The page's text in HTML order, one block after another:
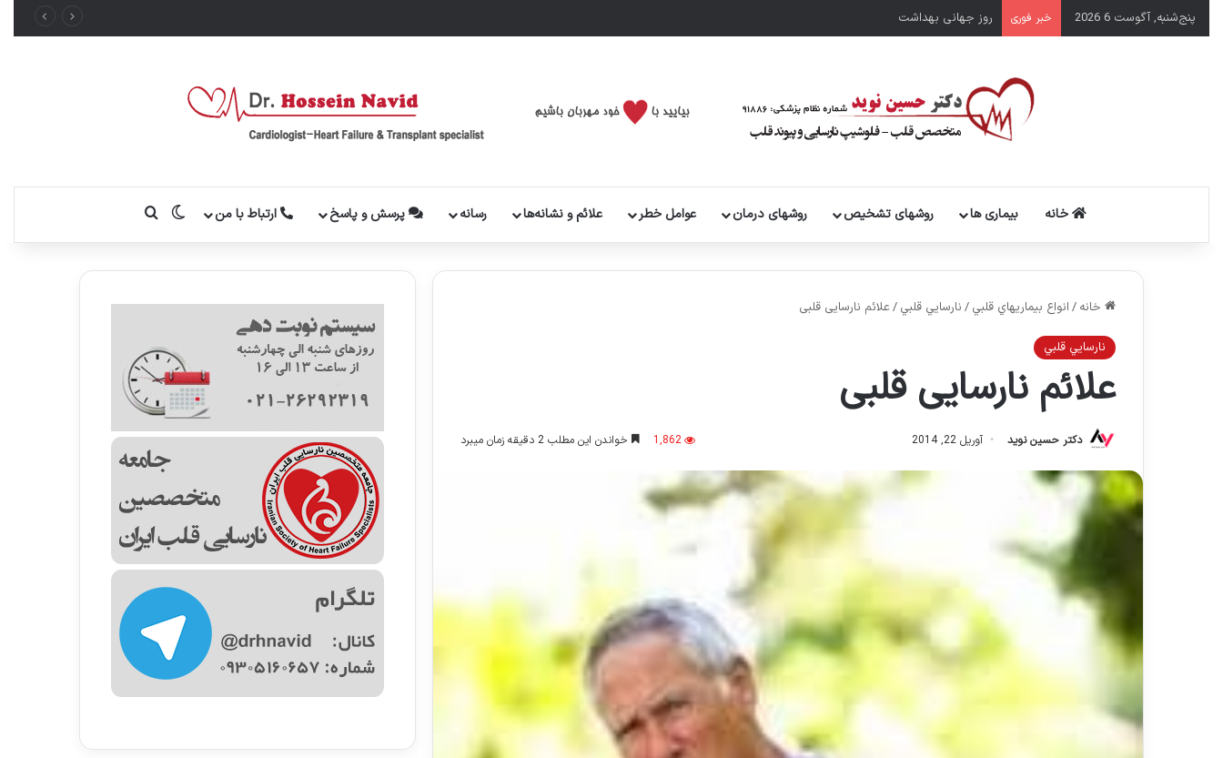
پنج‌شنبه, آگوست 6 2026 خبر فوری سال نو مبارک
خانه بیماری ها روشهای تشخیص روشهای درمان عوامل خطر علائم و نشانه‌ها رسانه پرسش و پاسخ ارتباط با من تغییر پوسته
خانه / انواع بيماريهاي قلبي / نارسايي قلبي /علائم نارسایی قلبی
نارسايي قلبي
علائم نارسایی قلبی
دکتر حسین نوید آوریل 22, 2014 1,862 خواندن این مطلب 2 دقیقه زمان میبرد